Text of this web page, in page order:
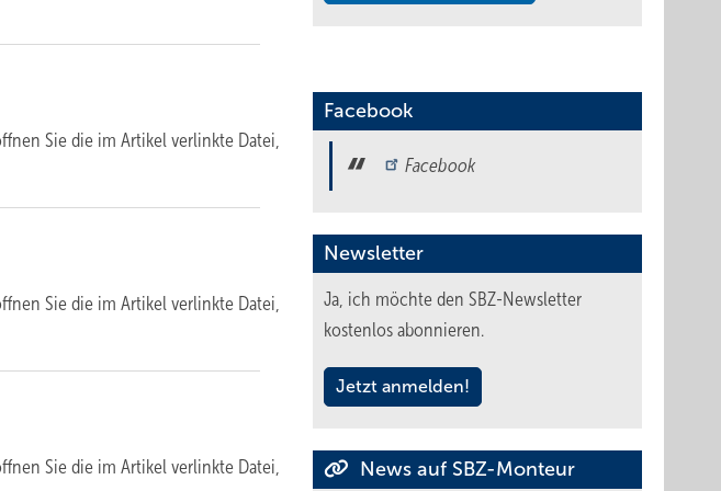
Sie die im Artikel verlinkte Datei,
Sie die im Artikel verlinkte Datei,
Sie die im Artikel verlinkte Datei,
Facebook
Facebook
Newsletter
Ja, ich möchte den SBZ-Newsletter
kostenlos abonnieren.
Jetzt anmelden!
News auf SBZ-Monteur